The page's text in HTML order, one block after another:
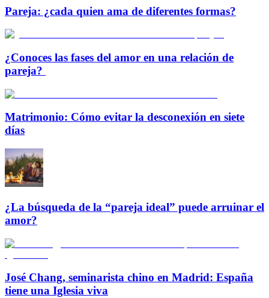
Pareja: ¿cada quien ama de diferentes formas?
¿Conoces las fases del amor en una relación de
pareja?
Matrimonio: Cómo evitar la desconexión en siete
días
¿La búsqueda de la “pareja ideal” puede arruinar el
amor?
José Chang, seminarista chino en Madrid: España
tiene una Iglesia viva